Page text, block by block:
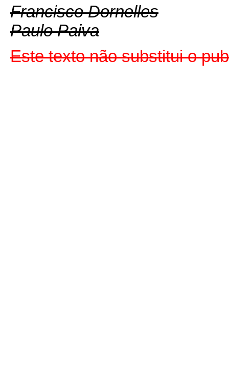
Francisco Dornelles
Paulo Paiva
Este texto não substitui o